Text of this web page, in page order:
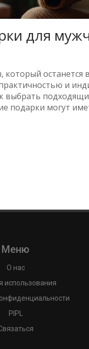
для
останется
и
выбрать
подарки могут
Меню
О нас
использования
PIPL